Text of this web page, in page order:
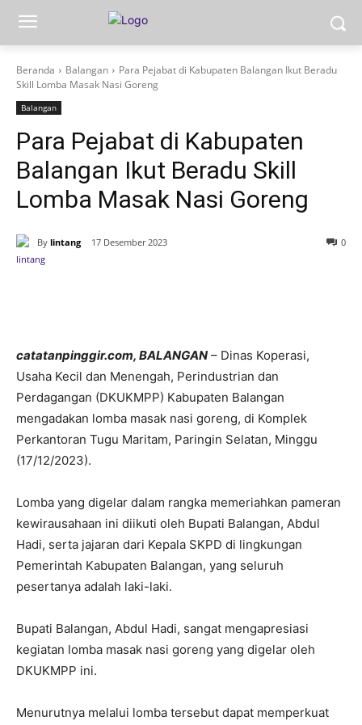
Beranda Balangan
Para Pejabat di Kabupaten Balangan Ikut Beradu
Skill Lomba Masak Nasi Goreng
Balangan
Para Pejabat di Kabupaten
Balangan Ikut Beradu Skill
Lomba Masak Nasi Goreng
By lintang 17 Desember 2023 0
catatanpinggir.com, BALANGAN – Dinas Koperasi,
Usaha Kecil dan Menengah, Perindustrian dan
Perdagangan (DKUKMPP) Kabupaten Balangan
mengadakan lomba masak nasi goreng, di Komplek
Perkantoran Tugu Maritam, Paringin Selatan, Minggu
(17/12/2023).
Lomba yang digelar dalam rangka memeriahkan pameran
kewirausahaan ini diikuti oleh Bupati Balangan, Abdul
Hadi, serta jajaran dari Kepala SKPD di lingkungan
Pemerintah Kabupaten Balangan, yang seluruh
pesertanya adalah laki-laki.
Bupati Balangan, Abdul Hadi, sangat mengapresiasi
kegiatan lomba masak nasi goreng yang digelar oleh
DKUKMPP ini.
Menurutnya melalui lomba tersebut dapat memperkuat